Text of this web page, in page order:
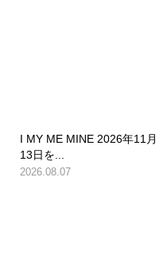
I MY ME MINE 2026年11月
13日を...
2026.08.07